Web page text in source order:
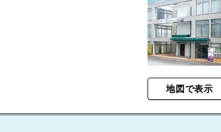
地図で表示